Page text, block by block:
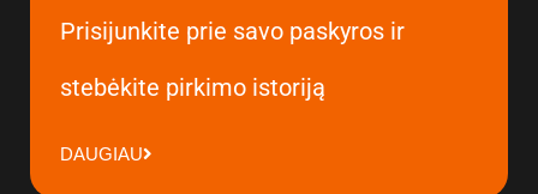
Prisijunkite prie savo paskyros ir
stebėkite pirkimo istoriją
DAUGIAU